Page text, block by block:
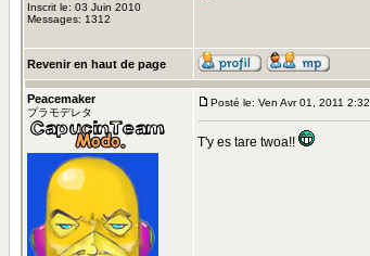
Inscrit le: 03 Juin 2010
Messages: 1312
Revenir en haut de page
Peacemaker
プラモデレタ
Posté le: Ven Avr 01, 2011 2:32
T'y es tare twoa!!